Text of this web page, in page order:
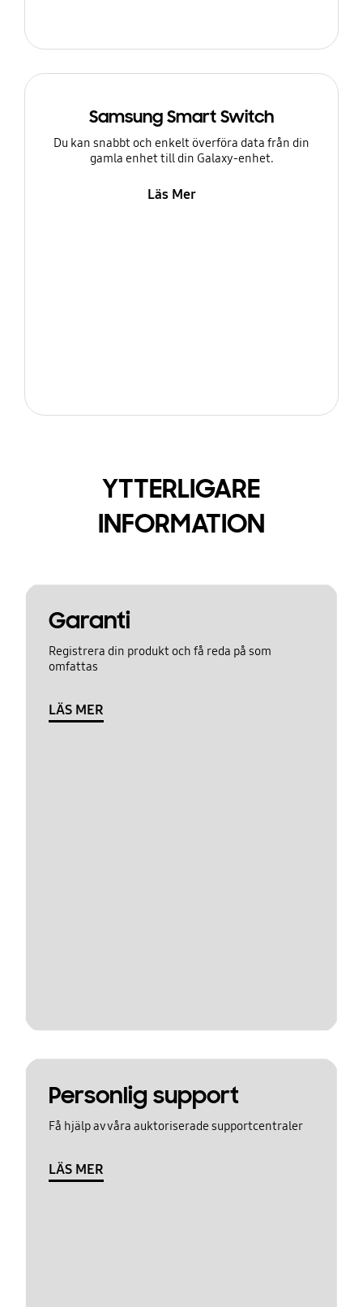
Samsung Smart Switch
Du kan snabbt och enkelt överföra data från din
gamla enhet till din Galaxy-enhet.
Läs Mer
YTTERLIGARE
INFORMATION
Garanti
Registrera din produkt och få reda på som
omfattas
LÄS MER
Personlig support
Få hjälp av våra auktoriserade supportcentraler
LÄS MER